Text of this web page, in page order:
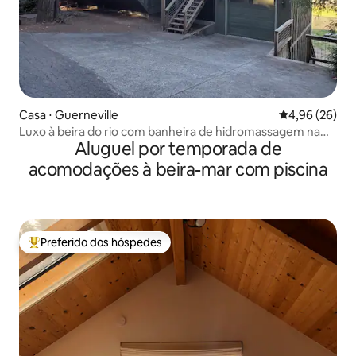
Casa ⋅ Guerneville 4,96 de uma
4,96 (26)
Luxo à beira do rio com banheira de hidromassagem na
região vinícolaAluguel por temporada de
acomodações à beira-mar com piscina
Entre os melhores preferidos dos hóspedes
Preferido dos hóspedes